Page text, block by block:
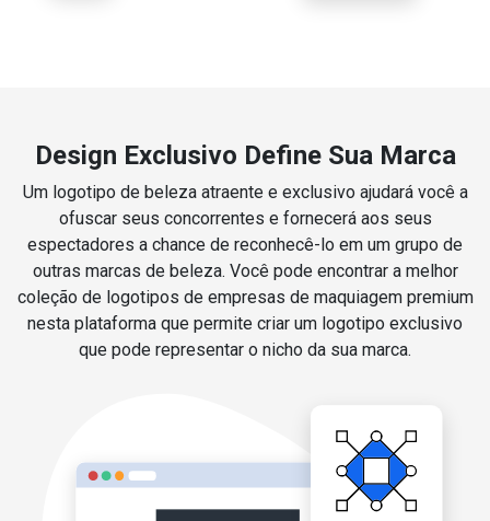
Design Exclusivo Define Sua Marca
Um logotipo de beleza atraente e exclusivo ajudará você a
ofuscar seus concorrentes e fornecerá aos seus
espectadores a chance de reconhecê-lo em um grupo de
outras marcas de beleza. Você pode encontrar a melhor
coleção de logotipos de empresas de maquiagem premium
nesta plataforma que permite criar um logotipo exclusivo
que pode representar o nicho da sua marca.